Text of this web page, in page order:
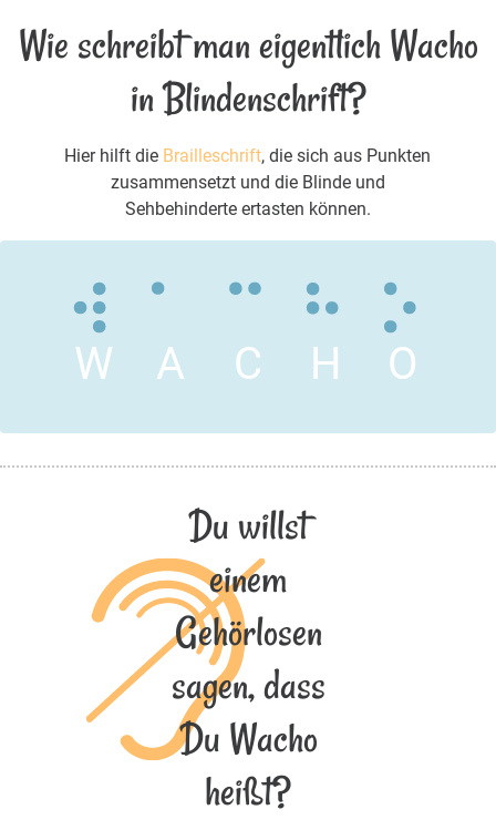
Wie schreibt man eigentlich Wacho
in Blindenschrift?
Hier hilft die Brailleschrift, die sich aus Punkten
zusammensetzt und die Blinde und
Sehbehinderte ertasten können.
W A C H O
Du willst
einem
Gehörlosen
sagen, dass
Du Wacho
heißt?